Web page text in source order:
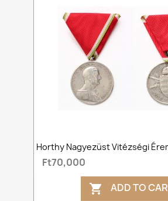
Horthy Nagyezüst Vitézségi
Ft70,000
 ADD TO